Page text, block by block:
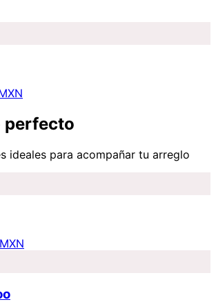
perfecto
ideales para acompañar tu arreglo